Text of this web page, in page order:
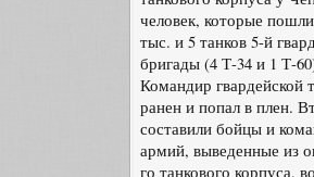
человек, которые
тыс. и 5 танков 5-й
бригады (4 Т-34 и 1 Т-
Командир гвардейской
ранен и попал в плен.
составили бойцы и
армий, выведенные из
го танкового корпуса,